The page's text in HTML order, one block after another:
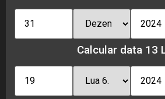
Calcular data 13